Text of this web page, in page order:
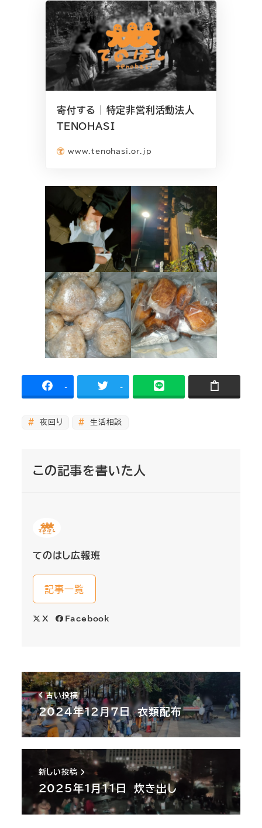
寄付する | 特定非営利活動法人
TENOHASI
www.tenohasi.or.jp
- -
夜回り 生活相談
この記事を書いた人
てのはし広報班
記事一覧
X Facebook
古い投稿
2024年12月7日 衣類配布
新しい投稿
2025年1月11日 炊き出し